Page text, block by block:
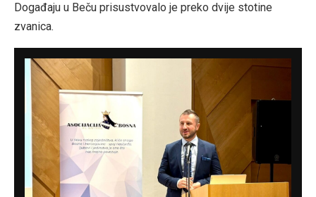
Događaju u Beču prisustvovalo je preko dvije stotine
zvanica.